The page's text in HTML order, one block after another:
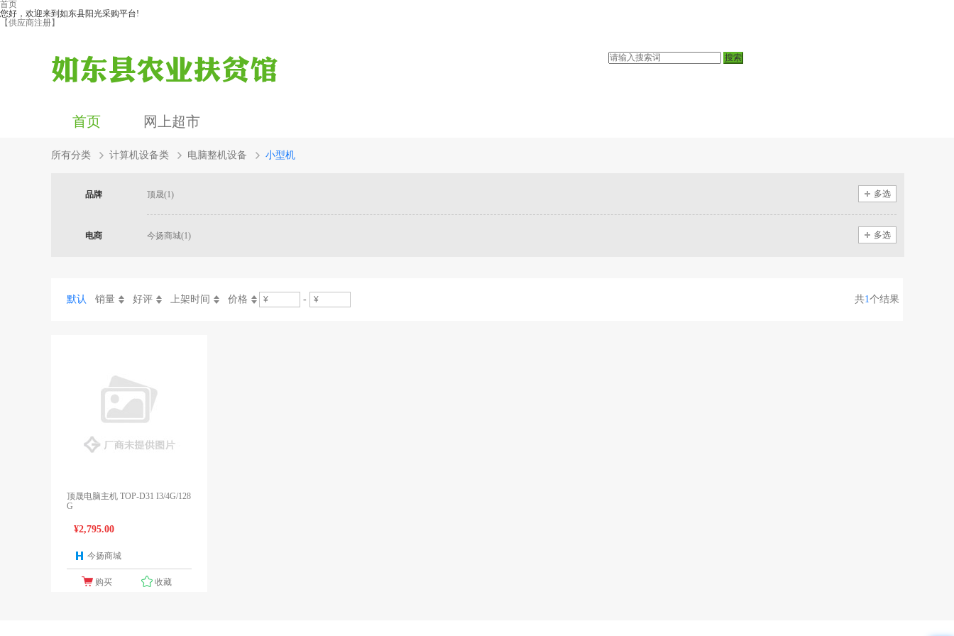
首页
您好，欢迎来到如东县阳光采购平台!
【供应商注册】
首页 网上超市
所有分类 计算机设备类 电脑整机设备 小型机
品牌 多选
顶晟(1)
电商 多选
今扬商城(1)
默认 销量 好评 上架时间 价格 - 共1个结果
顶晟电脑主机 TOP-D31 I3/4G/128
G
¥2,795.00
今扬商城
购买 收藏